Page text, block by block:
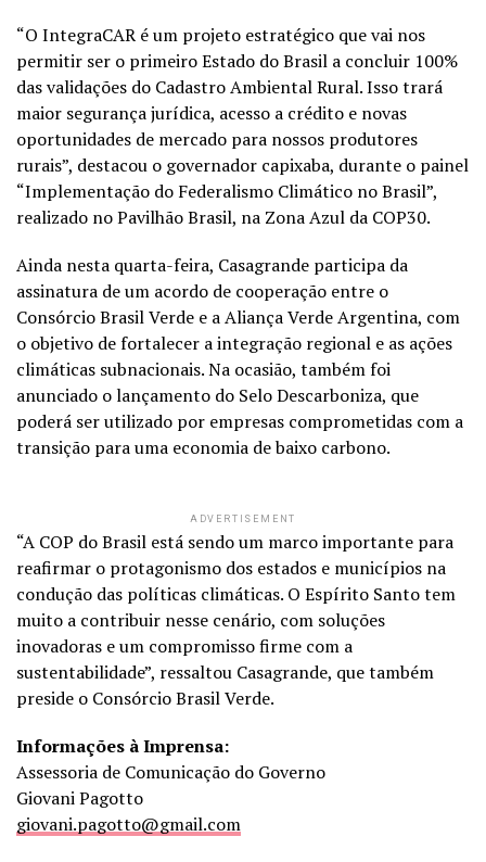
“O IntegraCAR é um projeto estratégico que vai nos
permitir ser o primeiro Estado do Brasil a concluir 100%
das validações do Cadastro Ambiental Rural. Isso trará
maior segurança jurídica, acesso a crédito e novas
oportunidades de mercado para nossos produtores
rurais”, destacou o governador capixaba, durante o painel
“Implementação do Federalismo Climático no Brasil”,
realizado no Pavilhão Brasil, na Zona Azul da COP30.
Ainda nesta quarta-feira, Casagrande participa da
assinatura de um acordo de cooperação entre o
Consórcio Brasil Verde e a Aliança Verde Argentina, com
o objetivo de fortalecer a integração regional e as ações
climáticas subnacionais. Na ocasião, também foi
anunciado o lançamento do Selo Descarboniza, que
poderá ser utilizado por empresas comprometidas com a
transição para uma economia de baixo carbono.
ADVERTISEMENT
“A COP do Brasil está sendo um marco importante para
reafirmar o protagonismo dos estados e municípios na
condução das políticas climáticas. O Espírito Santo tem
muito a contribuir nesse cenário, com soluções
inovadoras e um compromisso firme com a
sustentabilidade”, ressaltou Casagrande, que também
preside o Consórcio Brasil Verde.
Informações à Imprensa:
Assessoria de Comunicação do Governo
Giovani Pagotto
giovani.pagotto@gmail.com